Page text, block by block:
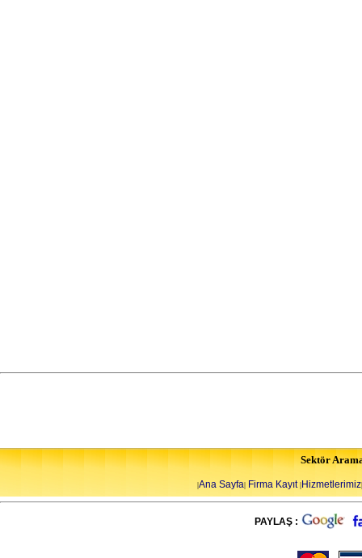
Sektör
|Ana Sayfa| Firma Kayıt|Hizmetlerimiz|
PAYLAŞ :